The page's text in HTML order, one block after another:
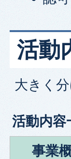
活動
大きく
活動内容
事業